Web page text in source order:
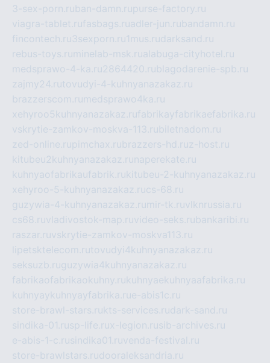
3-sex-porn.ruban-damn.rupurse-factory.ru
viagra-tablet.rufasbags.ruadler-jun.rubandamn.ru
fincontech.ru3sexporn.ru1mus.rudarksand.ru
rebus-toys.ru minelab-msk.rualabuga-cityhotel.ru
medsprawo-4-ka.ru2864420.rublagodarenie-spb.ru
zajmy24.rutovudyi-4-kuhnyanazakaz.ru
brazzerscom.ru medsprawo4ka.ru
xehyroo5kuhnyanazakaz.rufabrikayfabrikaefabrika.ru
vskrytie-zamkov-moskva-113.rubiletnadom.ru
zed-online.rupimchax.rubrazzers-hd.ruz-host.ru
kitubeu2kuhnyanazakaz.ru naperekate.ru
kuhnyaofabrikaufabrik.rukitubeu-2-kuhnyanazakaz.ru
xehyroo-5-kuhnyanazakaz.rucs-68.ru
guzywia-4-kuhnyanazakaz.ru mir-tk.ruvlknrussia.ru
cs68.ruvladivostok-map.ruvideo-seks.rubankaribi.ru
raszar.ruvskrytie-zamkov-moskva113.ru
lipetsktelecom.rutovudyi4kuhnyanazakaz.ru
seksuzb.ruguzywia4kuhnyanazakaz.ru
fabrikaofabrikaokuhny.rukuhnyaekuhnyaafabrika.ru
kuhnyaykuhnyayfabrika.rue-abis1c.ru
store-brawl-stars.rukts-services.rudark-sand.ru
sindika-01.rusp-life.rux-legion.rusib-archives.ru
e-abis-1-c.rusindika01.ruvenda-festival.ru
store-brawlstars.rudooraleksandria.ru